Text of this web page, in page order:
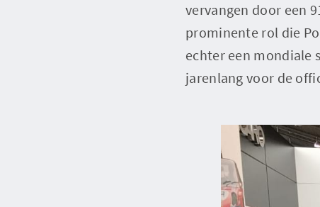
vervangen door een
prominente rol die
echter een mondiale
jarenlang voor de